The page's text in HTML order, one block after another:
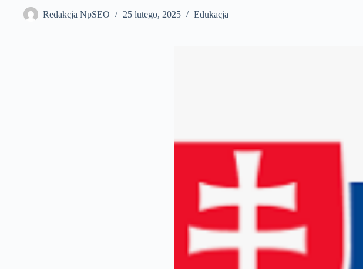
Redakcja NpSEO 25 lutego, 2025 Edukacja